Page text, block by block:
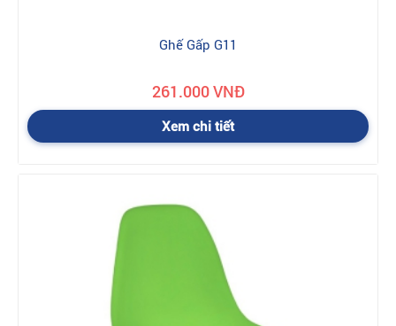
Ghế Gấp G11
261.000 VNĐ
Xem chi tiết